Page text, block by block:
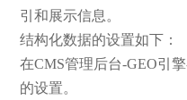
引和展示信息。
结构化数据的设置如下：
在CMS管理后台-GEO引
的设置。